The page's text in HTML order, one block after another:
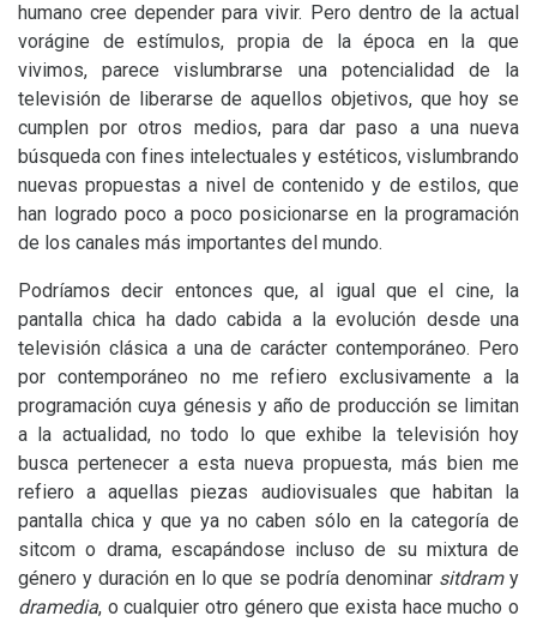
humano cree depender para vivir. Pero dentro de la actual
vorágine de estímulos, propia de la época en la que
vivimos, parece vislumbrarse una potencialidad de la
televisión de liberarse de aquellos objetivos, que hoy se
cumplen por otros medios, para dar paso a una nueva
búsqueda con fines intelectuales y estéticos, vislumbrando
nuevas propuestas a nivel de contenido y de estilos, que
han logrado poco a poco posicionarse en la programación
de los canales más importantes del mundo.
Podríamos decir entonces que, al igual que el cine, la
pantalla chica ha dado cabida a la evolución desde una
televisión clásica a una de carácter contemporáneo. Pero
por contemporáneo no me refiero exclusivamente a la
programación cuya génesis y año de producción se limitan
a la actualidad, no todo lo que exhibe la televisión hoy
busca pertenecer a esta nueva propuesta, más bien me
refiero a aquellas piezas audiovisuales que habitan la
pantalla chica y que ya no caben sólo en la categoría de
sitcom o drama, escapándose incluso de su mixtura de
género y duración en lo que se podría denominar sitdramy
dramedia, o cualquier otro género que exista hace mucho o